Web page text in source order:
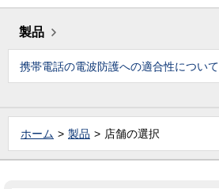
製品
携帯電話の電波防護への適合性について
ホーム 製品 店舗の選択